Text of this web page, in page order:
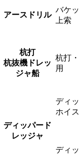
アースドリル
バケ
上索
杭打
杭抜機ドレッ
ジャ船
杭打
用
ディッパード
レッジャ
ディ
ホイ
ディ